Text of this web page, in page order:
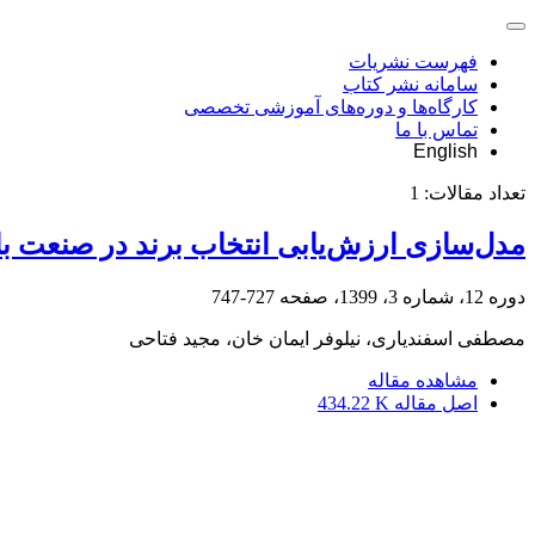
فهرست نشریات
سامانه نشر کتاب
کارگاه‌ها و دوره‌های آموزشی تخصصی
تماس با ما
English
تعداد مقالات: 1
مدل‌سازی ارزش‌یابی انتخاب برند در صنعت
دوره 12، شماره 3، 1399، صفحه 727-747
مصطفی اسفندیاری، نیلوفر ایمان خان، مجید فتاحی
مشاهده مقاله
اصل مقاله 434.22 K